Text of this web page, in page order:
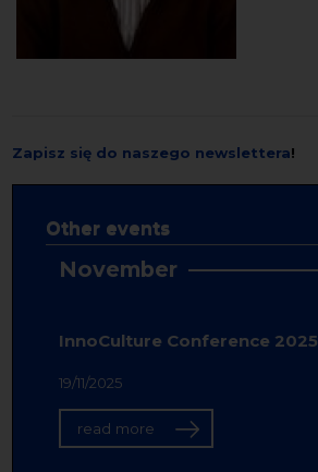
Zapisz się do naszego newslettera!
Other events
November
InnoCulture Conference 2025
19/11/2025
read more